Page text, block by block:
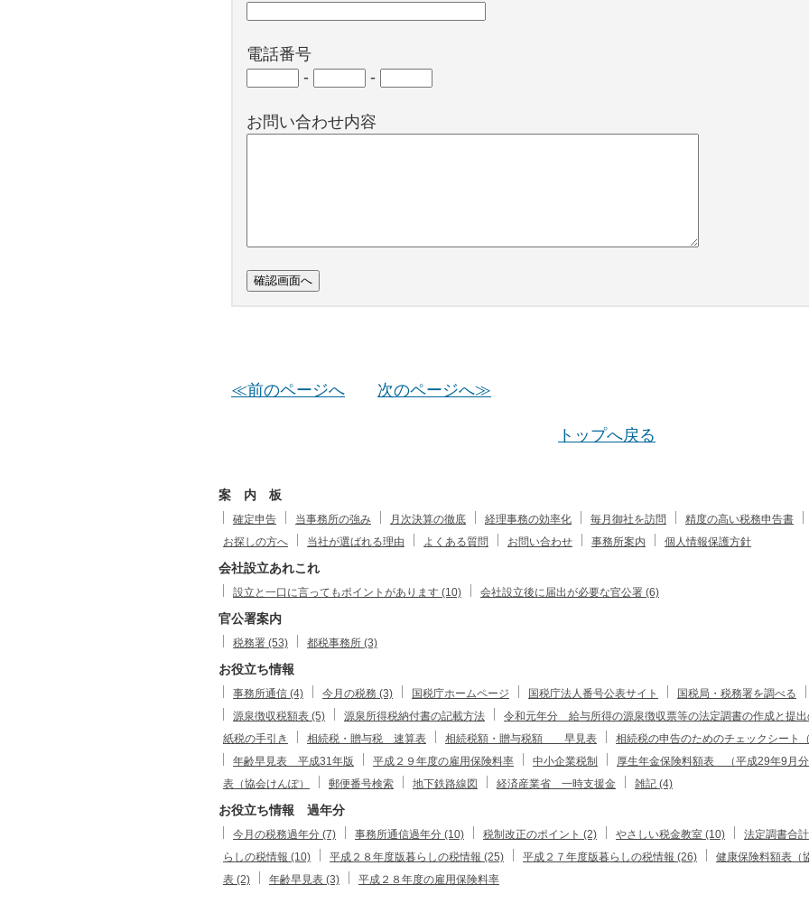
電話番号
-
-
お問い合わせ内容
≪前のページへ 次のページへ≫
トップへ戻る
案 内 板
確定申告 当事務所の強み 月次決算の徹底 経理事務の効率化 毎月御社を訪問 精度の高い税務申告書
お探しの方へ
当社が選ばれる理由 よくある質問 お問い合わせ 事務所案内 個人情報保護方針
会社設立あれこれ
設立と一口に言ってもポイントがあります (10) 会社設立後に届出が必要な官公署 (6)
官公署案内
税務署 (53) 都税事務所 (3)
お役立ち情報
事務所通信 (4) 今月の税務 (3) 国税庁ホームページ 国税庁法人番号公表サイト 国税局・税務署を調べる
源泉徴収税額表 (5)
源泉所得税納付書の記載方法 令和元年分 給与所得の源泉徴収票等の法定調書の作成と提出
紙税の手引き
相続税・贈与税 速算表 相続税額・贈与税額 早見表 相続税の申告のためのチェックシート
年齢早見表 平成31年版
平成２９年度の雇用保険料率 中小企業税制 厚生年金保険料額表 （平成29年9月分
表（協会けんぽ）
郵便番号検索 地下鉄路線図 経済産業省 一時支援金 雑記 (4)
お役立ち情報 過年分
今月の税務過年分 (7) 事務所通信過年分 (10) 税制改正のポイント (2) やさしい税金教室 (10) 法定調書合
らしの税情報 (10)
平成２８年度版暮らしの税情報 (25) 平成２７年度版暮らしの税情報 (26) 健康保険料額表（
表 (2)
年齢早見表 (3) 平成２８年度の雇用保険料率